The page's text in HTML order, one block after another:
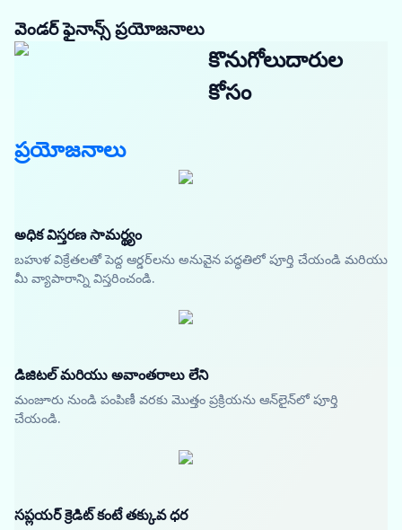
వెండర్ ఫైనాన్స్ ప్రయోజనాలు
కొనుగోలుదారుల
కోసం
ప్రయోజనాలు
అధిక విస్తరణ సామర్థ్యం
బహుళ విక్రేతలతో పెద్ద ఆర్డర్‌లను అనువైన పద్ధతిలో పూర్తి చేయండి మరియు
మీ వ్యాపారాన్ని విస్తరించండి.
డిజిటల్ మరియు అవాంతరాలు లేని
మంజూరు నుండి పంపిణీ వరకు మొత్తం ప్రక్రియను ఆన్‌లైన్‌లో పూర్తి
చేయండి.
సప్లయర్ క్రెడిట్ కంటే తక్కువ ధర